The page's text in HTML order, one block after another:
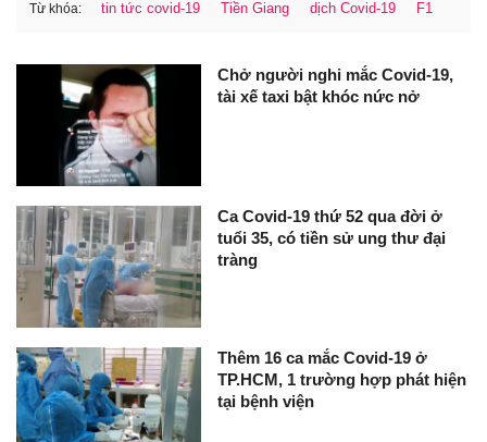
Từ khóa: tin tức covid-19 Tiền Giang dịch Covid-19 F1
Chở người nghi mắc Covid-19,
tài xế taxi bật khóc nức nở
Ca Covid-19 thứ 52 qua đời ở
tuổi 35, có tiền sử ung thư đại
tràng
Thêm 16 ca mắc Covid-19 ở
TP.HCM, 1 trường hợp phát hiện
tại bệnh viện